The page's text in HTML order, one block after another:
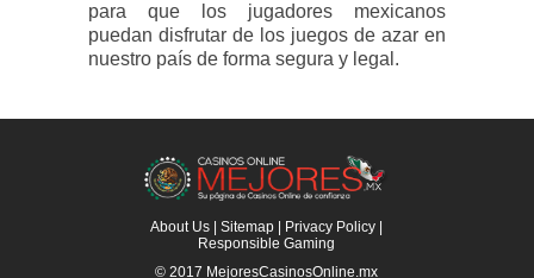
para que los jugadores mexicanos
puedan disfrutar de los juegos de azar en
nuestro país de forma segura y legal.
About Us |Sitemap Privacy Policy
Responsible Gaming
© 2017 MejoresCasinosOnline.mx